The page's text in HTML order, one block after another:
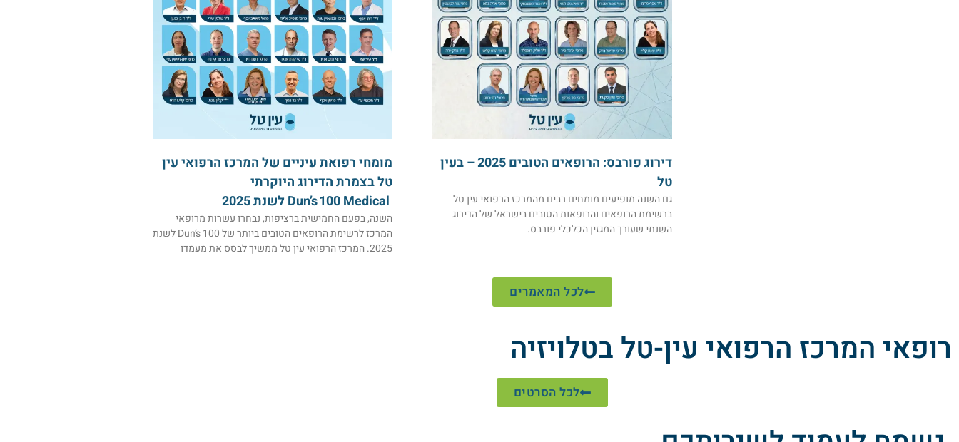
דירוג פורבס: הרופאים הטובים 2025 – בעין
טל
גם השנה מופיעים מומחים רבים מהמרכז הרפואי עין טל
ברשימת הרופאים והרופאות הטובים בישראל של הדירוג
השנתי שעורך המגזין הכלכלי פורבס.
מומחי רפואת עיניים של המרכז הרפואי עין
טל בצמרת הדירוג היוקרתי
השנה, בפעם החמישית ברציפות, נבחרו עשרות מרופאי
המרכז לרשימת הרופאים הטובים ביותר של Dun’s 100 לשנת
2025. המרכז הרפואי עין טל ממשיך לבסס את מעמדו
לכל המאמרים
רופאי המרכז הרפואי עין-טל בטלויזיה
לכל הסרטים